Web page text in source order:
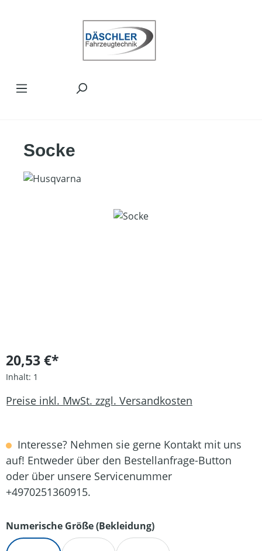
Socke
Bildergalerie überspringen
20,53 €*
Inhalt: 1
Preise inkl. MwSt. zzgl. Versandkosten
Interesse? Nehmen sie gerne Kontakt mit uns
auf! Entweder über den Bestellanfrage-Button
oder über unsere Servicenummer
+4970251360915.
Numerische Größe (Bekleidung)auswählen